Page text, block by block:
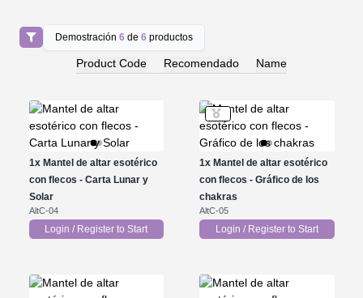
Demostración6 de6 productos
Product Code Recomendado Name
1xMantel de altar esotérico
con flecos - Carta Lunar y
Solar
AltC-04
Login / Register to Start
1x Mantel de altar esotérico
con flecos - Gráfico de los
chakras
AltC-05
Login / Register to Start